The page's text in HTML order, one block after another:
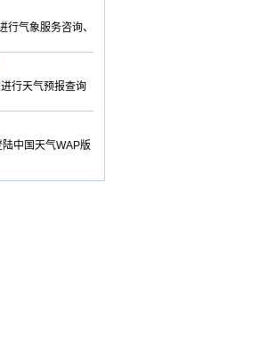
气象服务咨询、
行天气预报查询
中国天气WAP版